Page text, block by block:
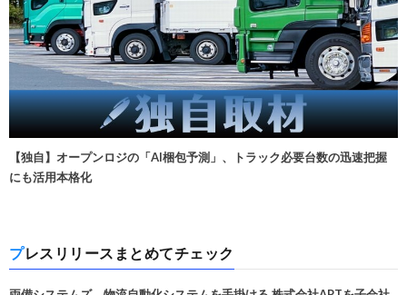
【独自】オープンロジの「AI梱包予測」、トラック必要台数の迅速把握
にも活用本格化
プレスリリースまとめてチェック